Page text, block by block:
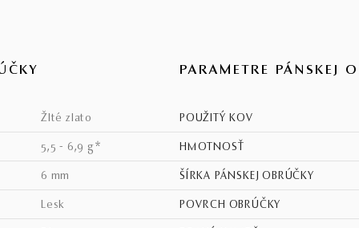
žlté zlato
5,5 - 6,9 g*
6 mm
lesk
PARAMETRE PÁNSKEJ
POUŽITÝ KOV
HMOTNOSŤ
ŠÍRKA PÁNSKEJ OBRÚČKY
POVRCH OBRÚČKY